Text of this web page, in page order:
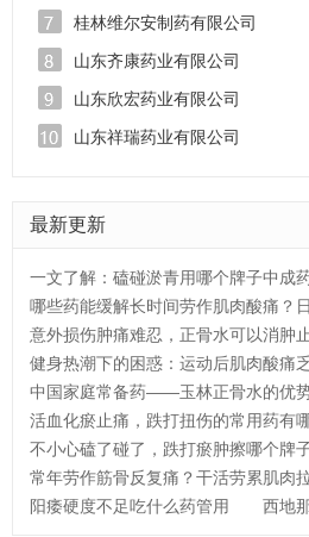
桂林维尔安制药有限公司
山东齐康药业有限公司
山东欣宏药业有限公司
山东祥瑞药业有限公司
最新更新
一文了解：磕碰淤青用哪个牌子中成
哪些药能缓解长时间劳作肌肉酸痛？
意外损伤肿痛难忍，正骨水可以消肿
健身热潮下的困惑：运动后肌肉酸痛
中国家庭常备药——玉林正骨水的优
活血化瘀止痛，跌打扭伤的常用药有
不小心磕了碰了，跌打瘀肿擦哪个牌
常年劳作筋骨反复痛？干活劳累肌肉
阳痿硬度不足吃什么药管用
西地